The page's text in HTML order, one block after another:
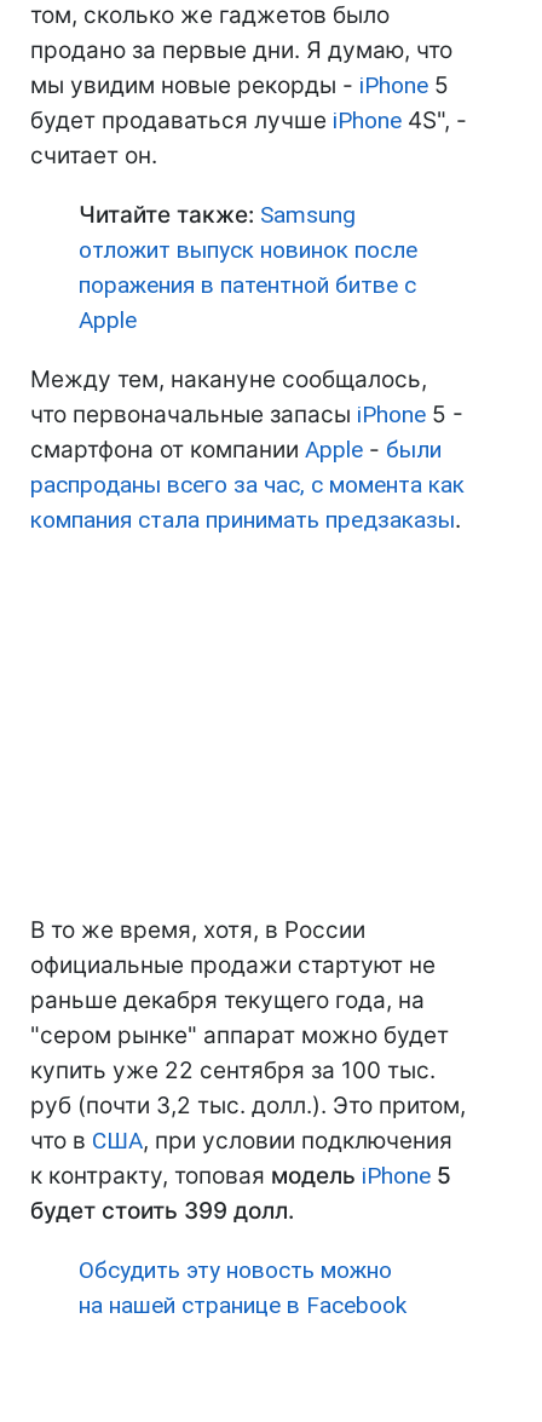
том, сколько же гаджетов было
продано за первые дни. Я думаю, что
мы увидим новые рекорды - iPhone 5
будет продаваться лучше iPhone 4S", -
считает он.
Читайте также: Samsung
отложит выпуск новинок после
поражения в патентной битве с
Apple
Между тем, накануне сообщалось,
что первоначальные запасы iPhone 5 -
смартфона от компании Apple - были
распроданы всего за час, с момента как
компания стала принимать предзаказы.
В то же время, хотя, в России
официальные продажи стартуют не
раньше декабря текущего года, на
"сером рынке" аппарат можно будет
купить уже 22 сентября за 100 тыс.
руб (почти 3,2 тыс. долл.). Это притом,
что в США, при условии подключения
к контракту, топовая модель iPhone 5
будет стоить 399 долл.
Обсудить эту новость можно
на нашей странице в Facebook